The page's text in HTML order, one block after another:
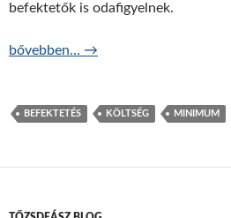
befektetők is odafigyelnek.
Alacsonyak a kamatok? 5 dolog,
bővebben… →
BEFEKTETÉS KÖLTSÉG MINIMUM